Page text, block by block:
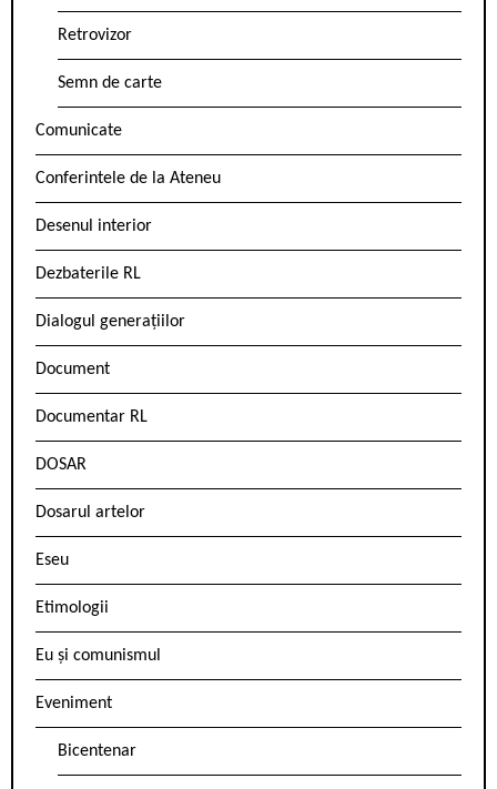
Retrovizor
Semn de carte
Comunicate
Conferintele de la Ateneu
Desenul interior
Dezbaterile RL
Dialogul generațiilor
Document
Documentar RL
DOSAR
Dosarul artelor
Eseu
Etimologii
Eu și comunismul
Eveniment
Bicentenar